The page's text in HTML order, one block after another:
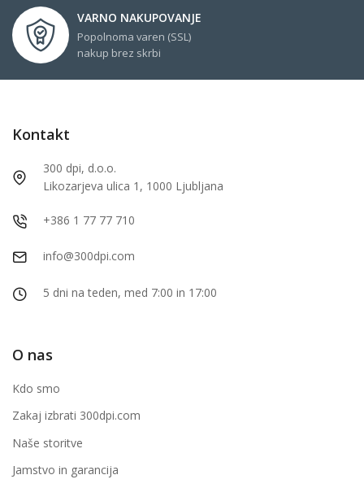
VARNO NAKUPOVANJE
Popolnoma varen (SSL)
nakup brez skrbi
Kontakt
300 dpi, d.o.o.
Likozarjeva ulica 1, 1000 Ljubljana
+386 1 77 77 710
info@300dpi.com
5 dni na teden, med 7:00 in 17:00
O nas
Kdo smo
Zakaj izbrati 300dpi.com
Naše storitve
Jamstvo in garancija